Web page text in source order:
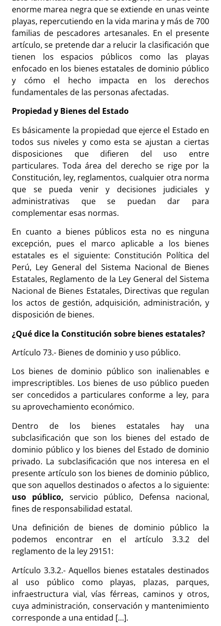
enorme marea negra que se extiende en unas veinte
playas, repercutiendo en la vida marina y más de 700
familias de pescadores artesanales. En el presente
artículo, se pretende dar a relucir la clasificación que
tienen los espacios públicos como las playas
enfocado en los bienes estatales de dominio público
y cómo el hecho impacta en los derechos
fundamentales de las personas afectadas.
Propiedad y Bienes del Estado
Es básicamente la propiedad que ejerce el Estado en
todos sus niveles y como esta se ajustan a ciertas
disposiciones que difieren del uso entre
particulares. Toda área del derecho se rige por la
Constitución, ley, reglamentos, cualquier otra norma
que se pueda venir y decisiones judiciales y
administrativas que se puedan dar para
complementar esas normas.
En cuanto a bienes públicos esta no es ninguna
excepción, pues el marco aplicable a los bienes
estatales es el siguiente: Constitución Política del
Perú, Ley General del Sistema Nacional de Bienes
Estatales, Reglamento de la Ley General del Sistema
Nacional de Bienes Estatales, Directivas que regulan
los actos de gestión, adquisición, administración, y
disposición de bienes.
¿Qué dice la Constitución sobre bienes estatales?
Artículo 73.- Bienes de dominio y uso público.
Los bienes de dominio público son inalienables e
imprescriptibles. Los bienes de uso público pueden
ser concedidos a particulares conforme a ley, para
su aprovechamiento económico.
Dentro de los bienes estatales hay una
subclasificación que son los bienes del estado de
dominio público y los bienes del Estado de dominio
privado. La subclasificación que nos interesa en el
presente artículo son los bienes de dominio público,
que son aquellos destinados o afectos a lo siguiente:
uso público, servicio público, Defensa nacional,
fines de responsabilidad estatal.
Una definición de bienes de dominio público la
podemos encontrar en el artículo 3.3.2 del
reglamento de la ley 29151:
Artículo 3.3.2.- Aquellos bienes estatales destinados
al uso público como playas, plazas, parques,
infraestructura vial, vías férreas, caminos y otros,
cuya administración, conservación y mantenimiento
corresponde a una entidad […].